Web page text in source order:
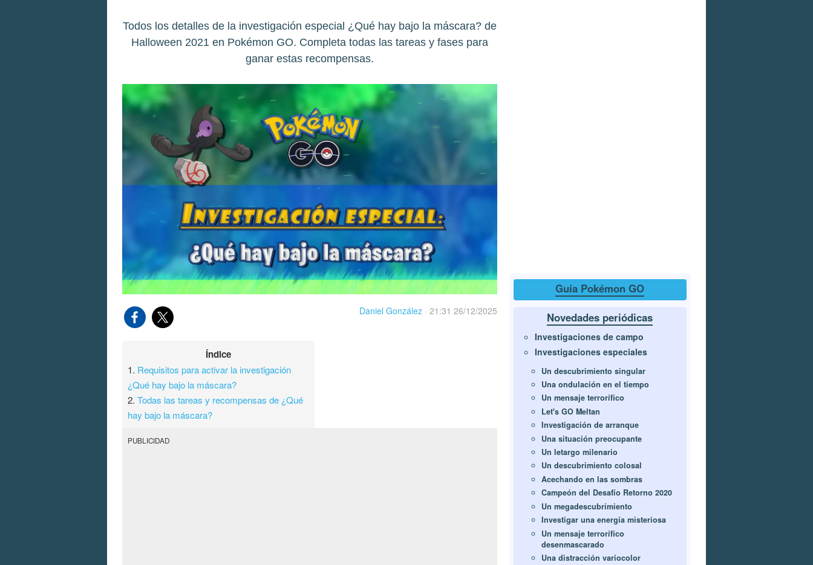
Todos los detalles de la investigación especial ¿Qué hay bajo la máscara? de
Halloween 2021 en Pokémon GO. Completa todas las tareas y fases para
ganar estas recompensas.
Daniel González · 21:31 26/12/2025
Índice
1. Requisitos para activar la investigación
¿Qué hay bajo la máscara?
2.Todas las tareas y recompensas de ¿Qué
hay bajo la máscara?
PUBLICIDAD
Guía Pokémon GO
Novedades periódicas
Investigaciones de campo
Investigaciones especiales
Un descubrimiento singular
Una ondulación en el tiempo
Un mensaje terrorífico
Let's GO Meltan
Investigación de arranque
Una situación preocupante
Un letargo milenario
Un descubrimiento colosal
Acechando en las sombras
Campeón del Desafío Retorno 2020
Un megadescubrimiento
Investigar una energía misteriosa
Un mensaje terrorífico
desenmascarado
Una distracción variocolor